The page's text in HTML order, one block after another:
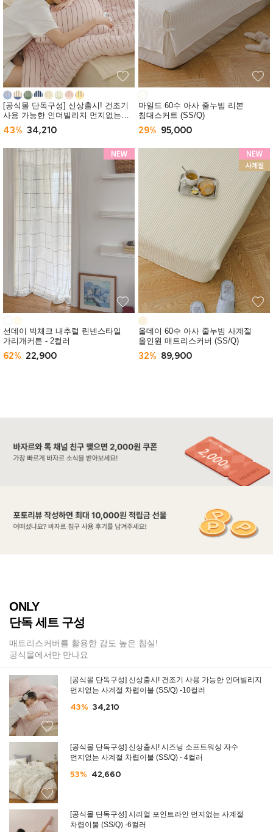
[공식몰 단독구성] 신상출시! 건조기
사용 가능한 인더빌리지 먼지없는
사계절 차렵이불 (SS/Q) -10컬러
43% 34,210
마일드 60수 아사 줄누빔 리본
침대스커트 (SS/Q)
29% 95,000
선데이 빅체크 내추럴 린넨스타일
가리개커튼 - 2컬러
62% 22,900
올데이 60수 아사 줄누빔 사계절
올인원 매트리스커버 (SS/Q)
32% 89,900
ONLY
단독 세트 구성
매트리스커버를 활용한 감도 높은 침실!
공식몰에서만 만나요
[공식몰 단독구성] 신상출시! 건조기 사용 가능한 인더빌리지
먼지없는 사계절 차렵이불 (SS/Q) -10컬러
43% 34,210
[공식몰 단독구성] 신상출시! 시즈닝 소프트워싱 자수
먼지없는 사계절 차렵이불 (SS/Q) - 4컬러
53% 42,660
[공식몰 단독구성] 시리얼 포인트라인 먼지없는 사계절
차렵이불 (SS/Q) -6컬러